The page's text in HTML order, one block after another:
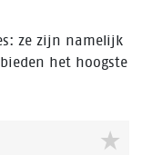
ze zijn namelijk
het hoogste